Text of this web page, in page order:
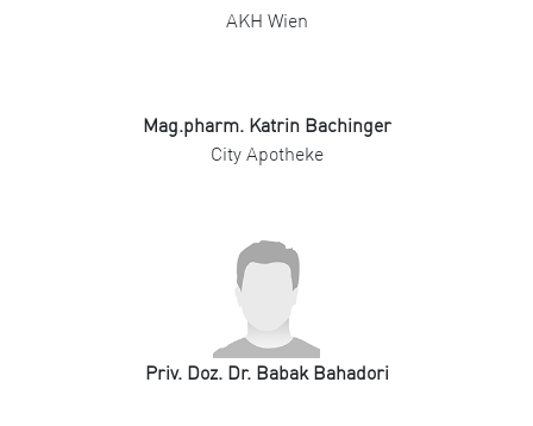
AKH Wien
Mag.pharm. Katrin Bachinger
City Apotheke
Priv. Doz. Dr. Babak Bahadori